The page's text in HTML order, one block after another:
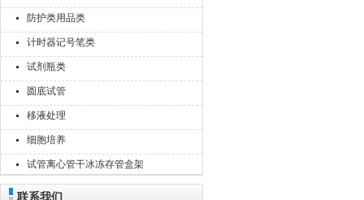
防护类用品类
计时器记号笔类
试剂瓶类
圆底试管
移液处理
细胞培养
试管离心管干冰冻存管盒架
联系我们